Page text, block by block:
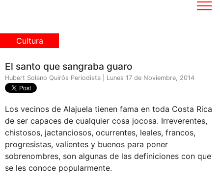
Cultura
El santo que sangraba guaro
Hubert Solano Quirós Periodista | Lunes 17 de Noviembre, 2014
Los vecinos de Alajuela tienen fama en toda Costa Rica
de ser capaces de cualquier cosa jocosa. Irreverentes,
chistosos, jactanciosos, ocurrentes, leales, francos,
progresistas, valientes y buenos para poner
sobrenombres, son algunas de las definiciones con que
se les conoce popularmente.